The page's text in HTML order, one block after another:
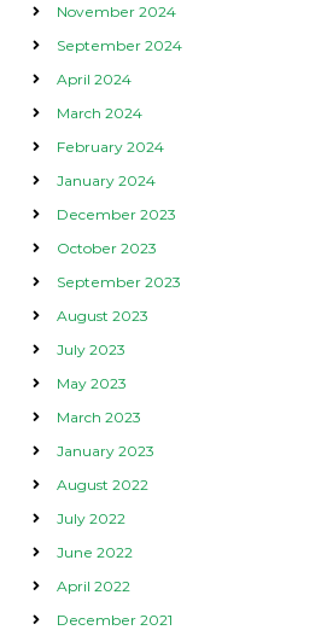
November 2024
September 2024
April 2024
March 2024
February 2024
January 2024
December 2023
October 2023
September 2023
August 2023
July 2023
May 2023
March 2023
January 2023
August 2022
July 2022
June 2022
April 2022
December 2021